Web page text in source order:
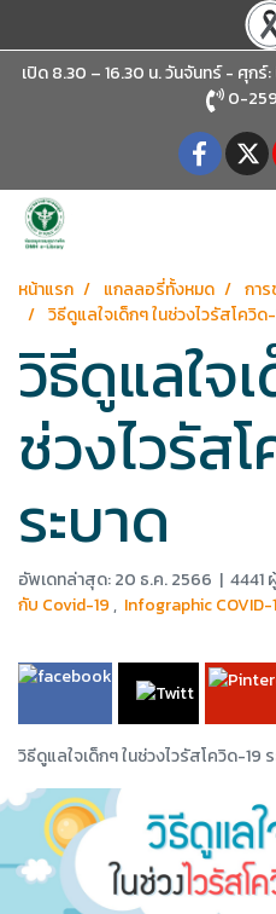
เปิด 8.30 – 16.30 น. วันจันทร์ - ศุก
0-
หน้าแรก แกลลอรี่ทั้งหมด
กา
วิธีดูแลใจเด็กๆ ในช่วงไวรัสโควิด
วิธีดูแลใจ
ช่วงไวรัส
ระบาด
อัพเดทล่าสุด: 20 ธ.ค. 2566 | 4441
กับ Covid-19, Infographic COVID-
วิธีดูแลใจเด็กๆ ในช่วงไวรัสโควิด-19